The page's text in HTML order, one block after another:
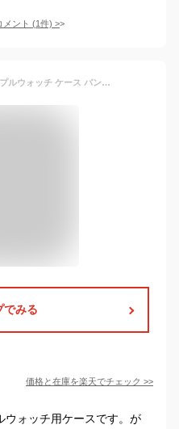
ント (1件) >
【30日間返品交換保証】 アップルウォッチ ケース バンド 高級 替え ベルト カバー メンズ 高品質 高耐久 金属アレルギー サージカルステンレス 316L Apple Watch 高級ケース 高級ベルト 44mm 45mm Series 4 5 6 SE 7 applewatch 一体型
でみる
価格と在庫を楽天でチェック >>
ウォッチ用ケースです。が